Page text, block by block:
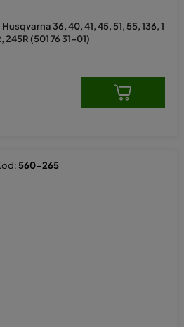
36, 40, 41, 45, 51, 55, 136, 1
245R (501 76 31-01)
560-265